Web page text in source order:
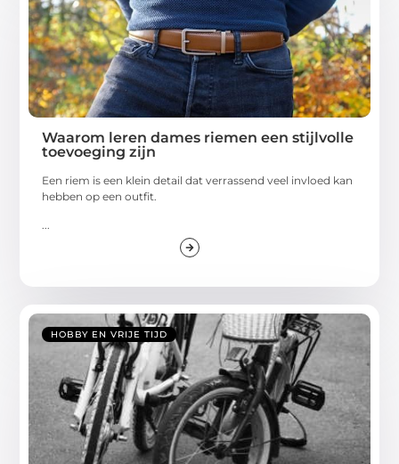
Waarom leren dames riemen een stijlvolle
toevoeging zijn
Een riem is een klein detail dat verrassend veel invloed kan
hebben op een outfit.
...
HOBBY EN VRIJE TIJD